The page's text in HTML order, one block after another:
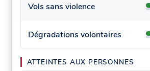
Vols sans violence
Dégradations volontaires
ATTEINTES AUX PERSONNES